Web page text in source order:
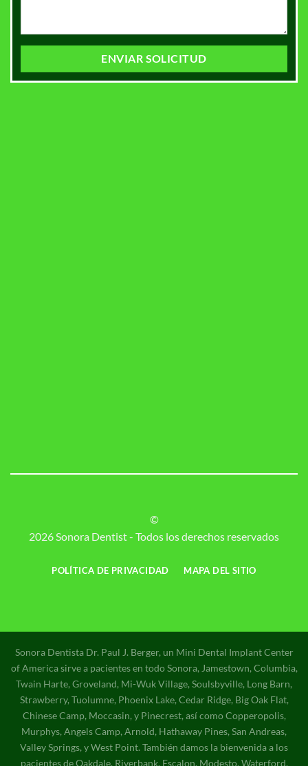
©
2026 Sonora Dentist - Todos los derechos reservados
POLÍTICA DE PRIVACIDAD MAPA DEL SITIO
Sonora Dentista Dr. Paul J. Berger, un Mini Dental Implant Center
of America sirve a pacientes en todo Sonora, Jamestown, Columbia,
Twain Harte, Groveland, Mi-Wuk Village, Soulsbyville, Long Barn,
Strawberry, Tuolumne, Phoenix Lake, Cedar Ridge, Big Oak Flat,
Chinese Camp, Moccasin, y Pinecrest, así como Copperopolis,
Murphys, Angels Camp, Arnold, Hathaway Pines, San Andreas,
Valley Springs, y West Point. También damos la bienvenida a los
pacientes de Oakdale, Riverbank, Escalon, Modesto, Waterford,